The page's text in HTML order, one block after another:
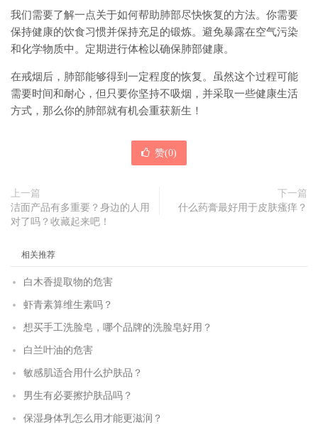
我们需要了解一点关于如何帮助肺部尽快恢复的方法。你需要
保持健康的饮食习惯并保持充足的锻炼。避免暴露在空气污染
和化学物质中。定期进行体检以确保肺部健康。
在戒烟后，肺部能够得到一定程度的恢复。虽然这个过程可能
需要时间和耐心，但只要你坚持不吸烟，并采取一些健康生活
方式，那么你的肺部就有机会重获新生！
赞(0)
上一篇
洁面产品有多重要？身边的人用
对了吗？收藏起来吧！
下一篇
什么药膏最好用于皮肤瘙痒？
相关推荐
白木香提取物的危害
虾青素算维生素吗？
想买手工洗脸皂，哪个品牌的洗脸皂好用？
白兰叶油的危害
敏感肌适合用什么护肤品？
男生有必要擦护肤品吗？
保湿身体乳怎么用才能更滋润？